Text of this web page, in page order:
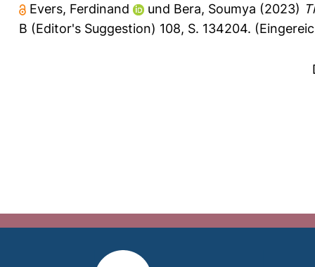
Evers, Ferdinand und Bera, Soumya (2023)
B (Editor's Suggestion) 108, S. 134204.